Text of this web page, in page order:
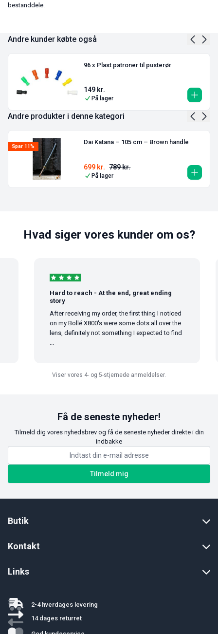
bestanddele.
Andre kunder købte også
96 x Plast patroner til pusterør
149 kr.
På lager
Andre produkter i denne kategori
Spar 11%
Dai Katana – 105 cm – Brown handle
789kr.
699 kr.
På lager
Hvad siger vores kunder om os?
Hard to reach - At the end, great ending
story
After receiving my order, the first thing I noticed
on my Bollé X800's were some dots all over the
lens, definitely not something I expected to find
Viser vores 4- og 5-stjernede anmeldelser.
Få de seneste nyheder!
Tilmeld dig vores nyhedsbrev og få de seneste nyheder direkte i din
indbakke
Tilmeld mig
Butik
Kontakt
Links
2-4 hverdages levering
14 dages returret